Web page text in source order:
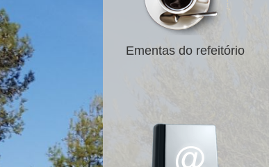
Ementas do refeitório